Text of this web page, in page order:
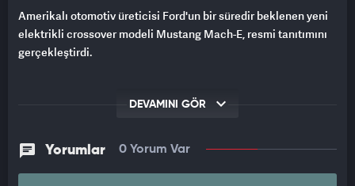
Amerikalı otomotiv üreticisi Ford'un bir süredir beklenen yeni
elektrikli crossover modeli Mustang Mach-E, resmi tanıtımını
gerçekleştirdi.
DEVAMINI GÖR
Yorumlar 0 Yorum Var